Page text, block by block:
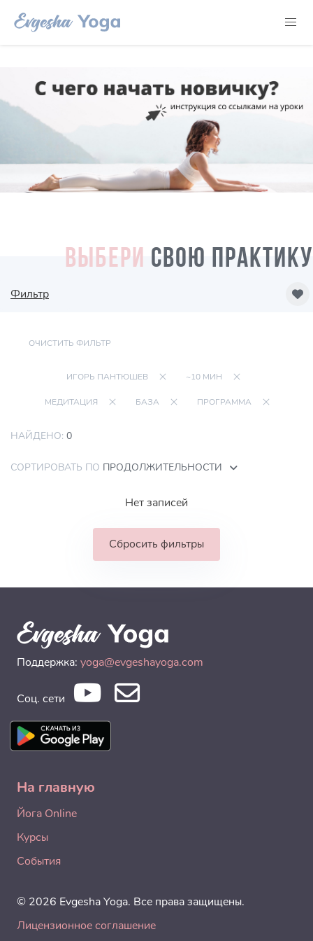
ВЫБЕРИ СВОЮ ПРАКТИКУ
Фильтр
ОЧИСТИТЬ ФИЛЬТР
ИГОРЬ ПАНТЮШЕВ ~10 МИН
МЕДИТАЦИЯ БАЗА ПРОГРАММА
НАЙДЕНО: 0
СОРТИРОВАТЬ ПО ПРОДОЛЖИТЕЛЬНОСТИ
Нет записей
Сбросить фильтры
Поддержка: yoga@evgeshayoga.com
Соц. сети
На главную
Йога Online
Курсы
События
© 2026 Evgesha Yoga. Все права защищены.
Лицензионное соглашение